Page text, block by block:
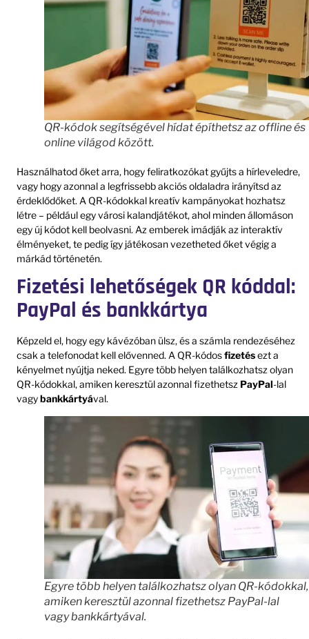
QR-kódok segítségével hídat építhetsz az offline és
online világod között.
Használhatod őket arra, hogy feliratkozókat gyűjts a hírleveledre,
vagy hogy azonnal a legfrissebb akciós oldaladra irányítsd az
érdeklődőket. A QR-kódokkal kreatív kampányokat hozhatsz
létre – például egy városi kalandjátékot, ahol minden állomáson
egy új kódot kell beolvasni. Az emberek imádják az interaktív
élményeket, te pedig így játékosan vezetheted őket végig a
márkád történetén.
Fizetési lehetőségek QR kóddal:
PayPal és bankkártya
Képzeld el, hogy egy kávézóban ülsz, és a számla rendezéséhez
csak a telefonodat kell elővenned. A QR-kódosfizetésezt a
kényelmet nyújtja neked. Egyre több helyen találkozhatsz olyan
QR-kódokkal, amiken keresztül azonnal fizethetsz PayPal-lal
vagybankkártyával.
Egyre több helyen találkozhatsz olyan QR-kódokkal,
amiken keresztül azonnal fizethetsz PayPal-lal
vagy bankkártyával.